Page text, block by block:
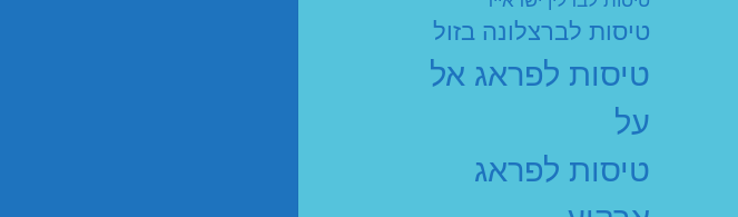
טיסות לברצלונה בזול
טיסות לפראג אל
על
טיסות לפראג